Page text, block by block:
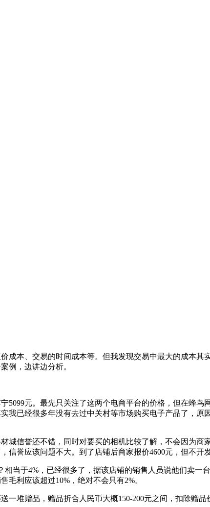
成本、交易的时间成本等。但我发现交易中最大的成本
例，边讲边分析。
5099元。最先只关注了这两个电商平台的价格，但在蜂
我已经很多年没有去过中关村等市场购买电子产品了，
城信誉还不错，同时对要买的相机比较了解，不会因为
誉应该问题不大。到了店铺后商家报价4600元，但不开
当于4%，已经很多了，据该店铺的销售人员说他们卖一
毛利应该超过10%，绝对不会只有2%。
一堆赠品，赠品折合人民币大概150-200元之间，扣除赠品